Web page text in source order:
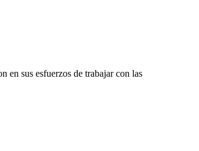
en sus esfuerzos de trabajar con las